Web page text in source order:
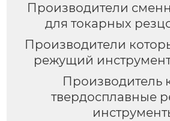
Производители
для токарных
Производители
режущий
Производитель
твердосплавные